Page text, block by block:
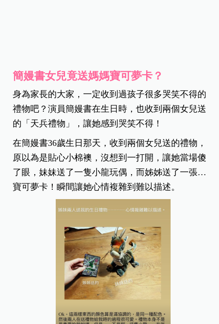
簡嫚書女兒竟送媽媽寶可夢卡？
身為家長的大家，一定收到過孩子很多哭笑不得的
禮物吧？演員簡嫚書在生日時，也收到兩個女兒送
的「天兵禮物」，讓她感到哭笑不得！
在簡嫚書36歲生日那天，收到兩個女兒送的禮物，
原以為是貼心小棉襖，沒想到一打開，讓她當場傻
了眼，妹妹送了一隻小龍玩偶，而姊姊送了一張…
寶可夢卡！瞬間讓她心情複雜到難以描述。